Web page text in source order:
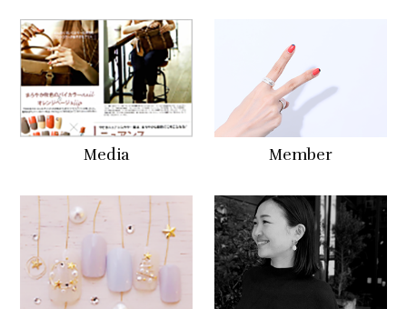
Media Member